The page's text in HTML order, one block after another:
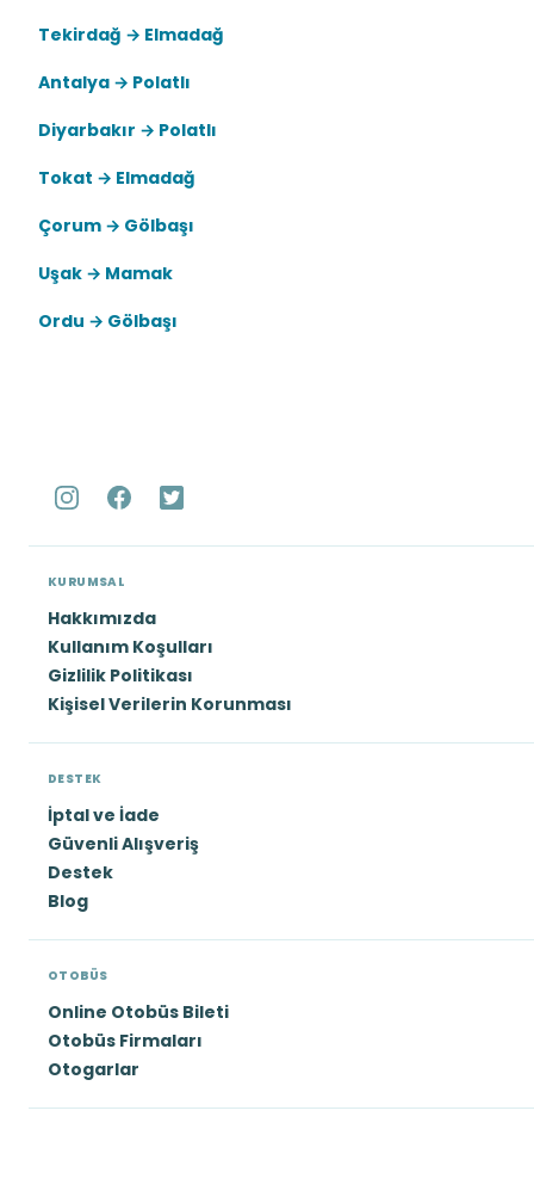
Tekirdağ → Elmadağ
Antalya → Polatlı
Diyarbakır → Polatlı
Tokat → Elmadağ
Çorum → Gölbaşı
Uşak → Mamak
Ordu → Gölbaşı
KURUMSAL
Hakkımızda
Kullanım Koşulları
Gizlilik Politikası
Kişisel Verilerin Korunması
DESTEK
İptal ve İade
Güvenli Alışveriş
Destek
Blog
OTOBÜS
Online Otobüs Bileti
Otobüs Firmaları
Otogarlar